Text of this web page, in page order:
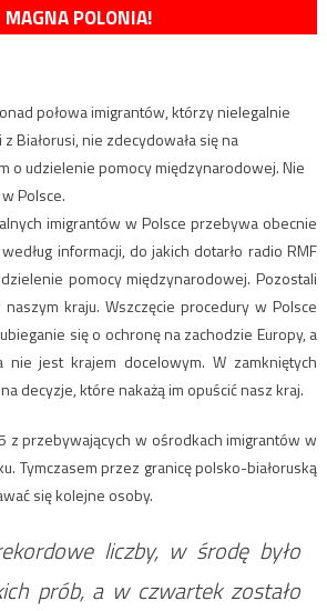
MAGNA POLONIA!
połowa imigrantów, którzy nielegalnie
Białorusi, nie zdecydowała się na
o udzielenie pomocy międzynarodowej. Nie
Polsce.
imigrantów w Polsce przebywa obecnie
informacji, do jakich dotarło radio RMF
pomocy międzynarodowej. Pozostali
kraju. Wszczęcie procedury w Polsce
się o ochronę na zachodzie Europy, a
nie jest krajem docelowym. W zamkniętych
decyzje, które nakażą im opuścić nasz kraj.
z przebywających w ośrodkach imigrantów w
Tymczasem przez granicę polsko-białoruską
się kolejne osoby.
liczby, w środę było
prób, a w czwartek zostało